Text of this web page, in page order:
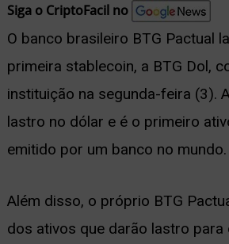
Siga o CriptoFacil no
O banco brasileiro BTG Pactual
primeira stablecoin, a BTG Dol,
instituição na segunda-feira (3).
lastro no dólar e é o primeiro
emitido por um banco no mundo.
Além disso, o próprio BTG
dos ativos que darão lastro para